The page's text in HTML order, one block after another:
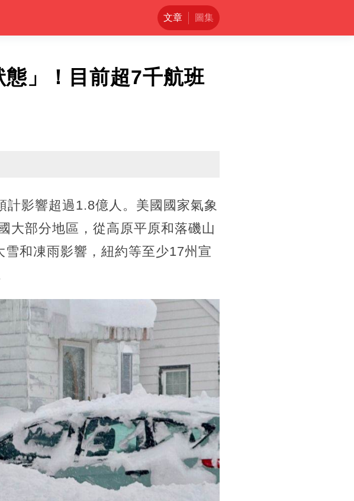
文章 圖集
」！目前超7千航班
影響超過1.8億人。美國國家氣象
大部分地區，從高原平原和落磯山
和凍雨影響，紐約等至少17州宣